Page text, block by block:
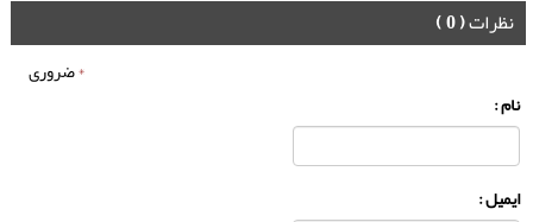
نظرات( 0 )
*ضروری
نام :
ایمیل :